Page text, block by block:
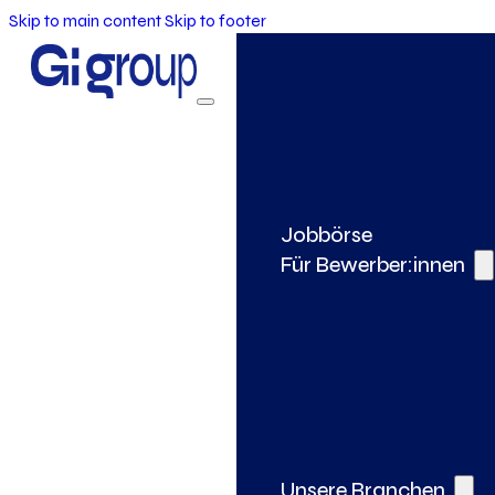
Skip to main contentSkip to footer
Jobbörse
Für Bewerber:innen